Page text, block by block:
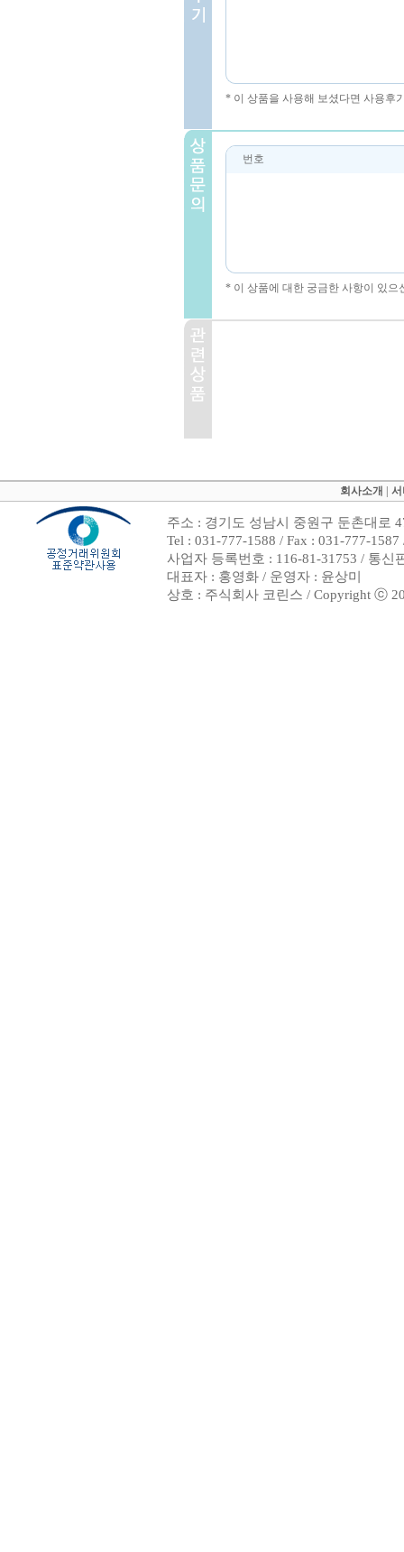
* 이 상품을 사용해 보셨다면 사용후
번호
* 이 상품에 대한 궁금한 사항이 있
회사소개
주소 : 경기도 성남시 중원구 둔촌대로
Tel : 031-777-1588 / Fax : 031-777-
사업자 등록번호 : 116-81-31753 / 통신
대표자 : 홍영화 / 운영자 : 윤상미
상호 : 주식회사 코린스 / Copyright ⓒ